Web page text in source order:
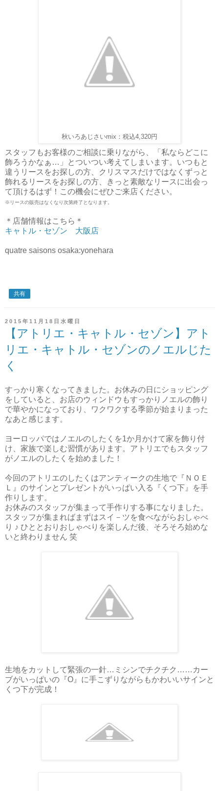
秋いろあじさいmix：税込4,320円
スタッフもお客様のご相談に乗りながら、「私ならどこに
飾ろうかなぁ…」とついつい考えてしまいます。いつもと
違うリースをお探しの方、クリスマスだけではなくずっと
飾れるリースをお探しの方、きっと素敵なリースに出会っ
て頂けるはず！この機会にぜひご来店ください。
※リースの販売はなくなり次第終了となります。
＊店舗情報はこちら＊
キャトル・セゾン 大阪店
quatre saisons osaka:yonehara
共有
2015年11月18日水曜日
【アトリエ・キャトル・セゾン】アト
リエ・キャトル・セゾンのノエルじた
く
すっかり寒くなってきました。お休みの日にショッピング
をしていると、お店のウィンドウもすっかりノエルの飾り
で華やかになっており、ワクワクする季節が始まりまった
なあと感じます。
ヨーロッパではノエルのしたくを1か月かけて家を飾り付
け、家族で楽しむ習慣があります。アトリエでもスタッフ
がノエルのしたくを始めました！
今回のアトリエのしたくはアンティークの生地で『ＮＯＥ
Ｌ』のサインとプレゼントがいっぱい入る『くつ下』を手
作りします。
お休みのスタッフが集まって手作りする事になりました。
スタッフが集まればまずはスイ－ツを食べながらおしゃべ
り ♪ ひととおりおしゃべりを楽しんだ後、そろそろ始めな
いと終わりません 笑
生地をカットして緊張の一針…ミシンでチクチク……カー
ブがいっぱいの『O』に手こずりながらもかわいいサインと
くつ下が完成！